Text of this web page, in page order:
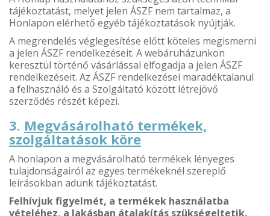
tájékoztatást, melyet jelen ÁSZF nem tartalmaz, a
Honlapon elérhető egyéb tájékoztatások nyújtják.
A megrendelés véglegesítése előtt köteles megismerni
a jelen ÁSZF rendelkezéseit. A webáruházunkon
keresztül történő vásárlással elfogadja a jelen ÁSZF
rendelkezéseit. Az ÁSZF rendelkezései maradéktalanul
a felhasználó és a Szolgáltató között létrejövő
szerződés részét képezi.
3. Megvásárolható termékek,
szolgáltatások köre
A honlapon a megvásárolható termékek lényeges
tulajdonságairól az egyes termékeknél szereplő
leírásokban adunk tájékoztatást.
Felhívjuk figyelmét, a termékek használatba
vételéhez, a lakásban átalakítás szükségeltetik.